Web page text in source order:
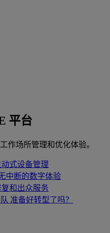
平台
作场所管理和优化体验。
动式设备管理
中断的数字体验
和出众服务
准备好转型了吗？